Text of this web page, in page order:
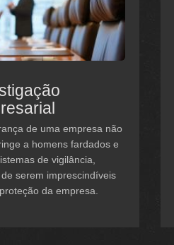
de uma empresa não
a homens fardados e
de vigilância,
serem imprescindíveis
da empresa.